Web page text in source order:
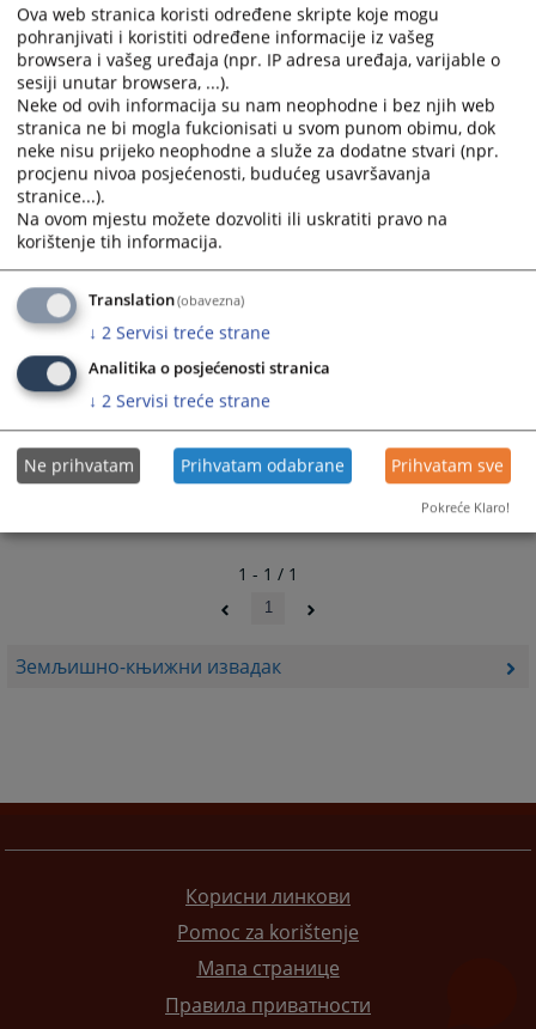
Земљишно-књижни извадак
За територију општине Модрича надлежна је ПЈ Модрича, број
телефона: 053/812-220.
За територију општине Вукосавље надлежна је ПК Вукосавље (при
ПЈ Модрича), број телефона: 053/812-470.
3248 ПРЕГЛЕДА
1 - 1 / 1
1
Корисни линкови
Pomoc za korištenje
Мапа странице
Правила приватности
Ova web stranica koristi određene skripte koje mogu
pohranjivati i koristiti određene informacije iz vašeg
browsera i vašeg uređaja (npr. IP adresa uređaja, varijable o
sesiji unutar browsera, ...).
Neke od ovih informacija su nam neophodne i bez njih web
stranica ne bi mogla fukcionisati u svom punom obimu, dok
neke nisu prijeko neophodne a služe za dodatne stvari (npr.
procjenu nivoa posjećenosti, budućeg usavršavanja
stranice...).
Na ovom mjestu možete dozvoliti ili uskratiti pravo na
korištenje tih informacija.
Translation(obavezna)
↓ 2 Servisi treće strane
Analitika o posjećenosti stranica
↓ 2 Servisi treće strane
Ne prihvatam Prihvatam odabrane Prihvatam sve
Pokreće Klaro!